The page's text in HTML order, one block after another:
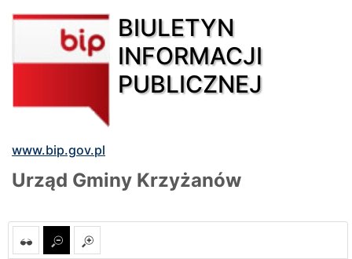
BIULETYN
INFORMACJI
PUBLICZNEJ
www.bip.gov.pl
Urząd Gminy Krzyżanów